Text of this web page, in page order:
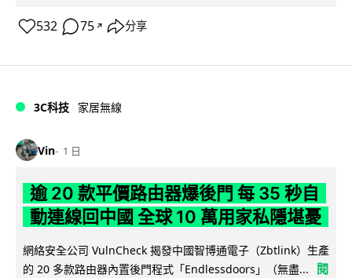
532 75 ↗ 分享
3C科技 家居無線
Vin 1 日
逾 20 款平價路由器爆後門 每 35 秒自
動連線回中國 全球 10 萬用家私隱堪憂
網絡安全公司 VulnCheck 揭發中國智博通電子（Zbtlink）生產
的 20 多款路由器內置後門程式「Endlessdoors」（無盡...
閱